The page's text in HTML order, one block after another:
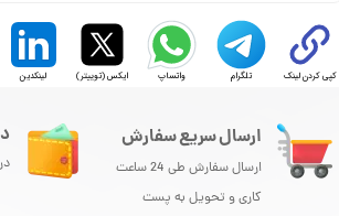
کپی کردن لینک تلگرام واتساپ ایکس (توییتر) لینکدین
ارسال سریع سفارش
ارسال سفارش طی 24 ساعت
کاری و تحویل به پست